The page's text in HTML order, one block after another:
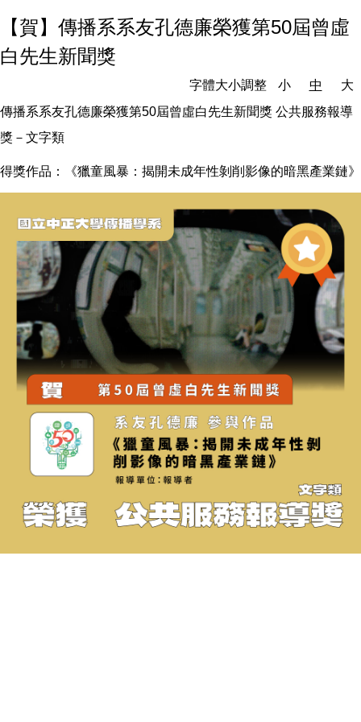
【賀】傳播系系友孔德廉榮獲第50屆曾虛
白先生新聞獎
字體大小調整 小 中
大
傳播系系友孔德廉榮獲第50屆曾虛白先生新聞獎 公共服務報導
獎－文字類
得獎作品：《獵童風暴：揭開未成年性剝削影像的暗黑產業鏈》